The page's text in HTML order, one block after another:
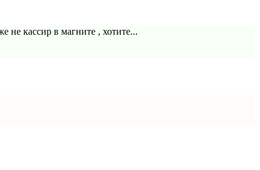
не кассир в магните , хотите...